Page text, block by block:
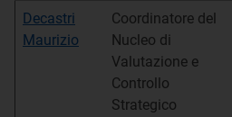
Decastri
Maurizio
Coordinatore del
Nucleo di
Valutazione e
Controllo
Strategico